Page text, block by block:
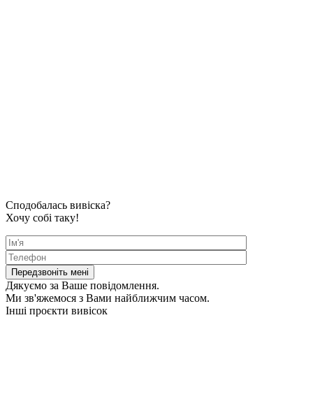
Сподобалась вивіска?
Хочу собі таку!
Дякуємо за Ваше повідомлення.
Ми зв'яжемося з Вами найближчим часом.
Інші проєкти вивісок